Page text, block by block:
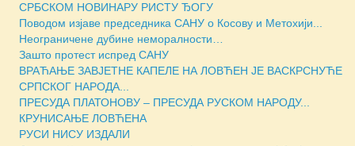
СРБСКОМ НОВИНАРУ РИСТУ ЂОГУ
Поводом изјаве председника САНУ о Косову и Метохији...
Неограничене дубине неморалности…
Зашто протест испред САНУ
ВРАЋАЊЕ ЗАВЈЕТНЕ КАПЕЛЕ НА ЛОВЋЕН ЈЕ ВАСКРСНУЋЕ
СРПСКОГ НАРОДА...
ПРЕСУДА ПЛАТОНОВУ – ПРЕСУДА РУСКОМ НАРОДУ...
КРУНИСАЊЕ ЛОВЋЕНА
РУСИ НИСУ ИЗДАЛИ